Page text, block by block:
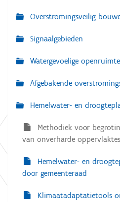
t
Overstromingsveilig
Signaalgebieden
Watergevoelige
Afgebakende
Hemelwater- en
Methodiek voor
van onverharde oppervlaktes
Hemelwater- en
door gemeenteraad
Klimaatadaptatietools